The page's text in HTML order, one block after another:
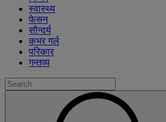
स्वास्थ्य
फेसन
सौन्दर्य
कभर गर्ल
परिकार
गन्तव्य